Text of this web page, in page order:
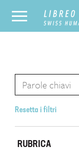
Resetta i filtri
RUBRICA